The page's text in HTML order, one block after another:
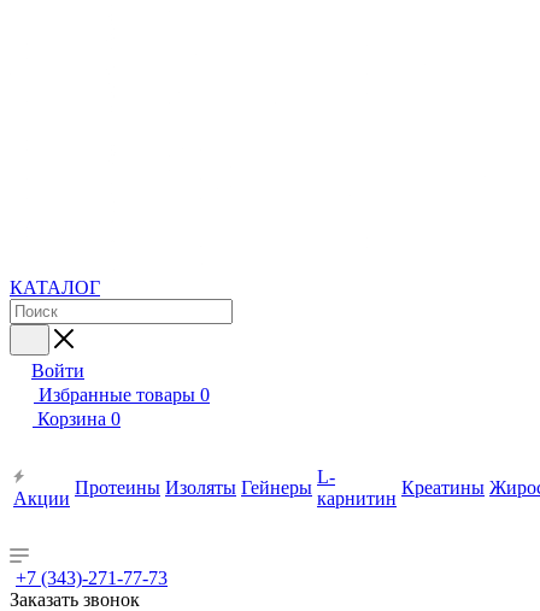
КАТАЛОГ
Войти
Избранные товары 0
Корзина 0
Акции
Протеины Изоляты Гейнеры
L-
карнитин
Креатины
+7 (343)-271-77-73
Заказать звонок